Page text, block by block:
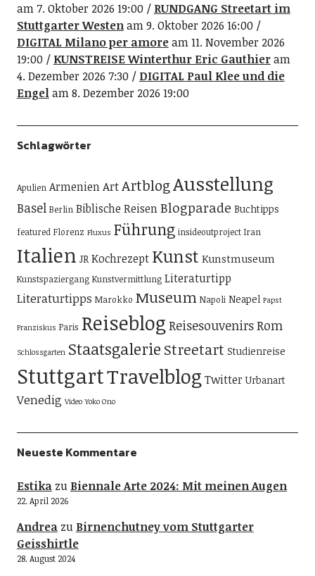
am 7. Oktober 2026 19:00
RUNDGANG Streetart im
Stuttgarter Westenam 9. Oktober 2026 16:00
DIGITAL Milano per amoream 11. November 2026
19:00
KUNSTREISE Winterthur Eric Gauthieram
4. Dezember 2026 7:30
DIGITAL Paul Klee und die
Engelam 8. Dezember 2026 19:00
Schlagwörter
Apulien ArmenienArtArtblogAusstellung
Basel Berlin Biblische ReisenBlogparade Buchtipps
featured Florenz Fluxus Führung insideoutproject Iran
Italien JR Kochrezept Kunst Kunstmuseum
Kunstspaziergang Kunstvermittlung Literaturtipp
Literaturtipps Marokko Museum Napoli Neapel Papst
Franziskus Paris Reiseblog ReisesouvenirsRom
Schlossgarten Staatsgalerie Streetart Studienreise
StuttgartTravelblog Twitter Urbanart
Venedig Video Yoko Ono
Neueste Kommentare
Estikazu Biennale Arte 2024: Mit meinen Augen
22. April 2026
Andreazu Birnenchutney vom Stuttgarter
Geisshirtle
28. August 2024